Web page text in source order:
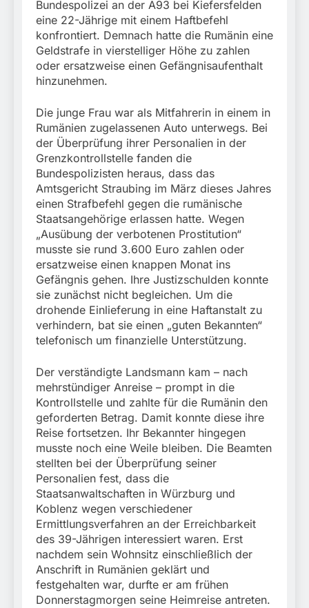
Fundtier
erschleicht rund 45.000
Euro Sozialleistungen
Ermittlungen der
Finanzkontrolle
Schwarzarbeit führen zu
Betrugs
6. August 2026
Bundespolizei an der A93 bei Kiefersfelden
eine 22-Jährige mit einem Haftbefehl
konfrontiert. Demnach hatte die Rumänin eine
Geldstrafe in vierstelliger Höhe zu zahlen
oder ersatzweise einen Gefängnisaufenthalt
hinzunehmen.
Die junge Frau war als Mitfahrerin in einem in
Rumänien zugelassenen Auto unterwegs. Bei
der Überprüfung ihrer Personalien in der
Grenzkontrollstelle fanden die
Bundespolizisten heraus, dass das
Amtsgericht Straubing im März dieses Jahres
einen Strafbefehl gegen die rumänische
Staatsangehörige erlassen hatte. Wegen
„Ausübung der verbotenen Prostitution“
musste sie rund 3.600 Euro zahlen oder
ersatzweise einen knappen Monat ins
Gefängnis gehen. Ihre Justizschulden konnte
sie zunächst nicht begleichen. Um die
drohende Einlieferung in eine Haftanstalt zu
verhindern, bat sie einen „guten Bekannten“
telefonisch um finanzielle Unterstützung.
Der verständigte Landsmann kam – nach
mehrstündiger Anreise – prompt in die
Kontrollstelle und zahlte für die Rumänin den
geforderten Betrag. Damit konnte diese ihre
Reise fortsetzen. Ihr Bekannter hingegen
musste noch eine Weile bleiben. Die Beamten
stellten bei der Überprüfung seiner
Personalien fest, dass die
Staatsanwaltschaften in Würzburg und
Koblenz wegen verschiedener
Ermittlungsverfahren an der Erreichbarkeit
des 39-Jährigen interessiert waren. Erst
nachdem sein Wohnsitz einschließlich der
Anschrift in Rumänien geklärt und
festgehalten war, durfte er am frühen
Donnerstagmorgen seine Heimreise antreten.